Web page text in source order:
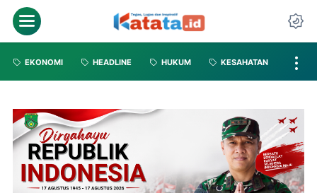
EKONOMI HEADLINE HUKUM KESAHATAN